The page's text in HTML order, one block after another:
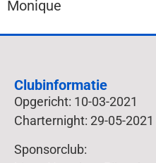
Monique
Clubinformatie
Opgericht: 10-03-2021
Charternight: 29-05-2021
Sponsorclub: